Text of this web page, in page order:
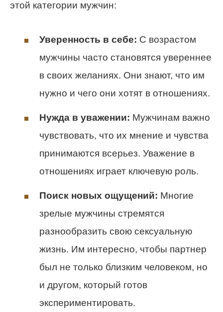
этой категории мужчин:
Уверенность в себе: С возрастом
мужчины часто становятся увереннее
в своих желаниях. Они знают, что им
нужно и чего они хотят в отношениях.
Нужда в уважении: Мужчинам важно
чувствовать, что их мнение и чувства
принимаются всерьез. Уважение в
отношениях играет ключевую роль.
Поиск новых ощущений: Многие
зрелые мужчины стремятся
разнообразить свою сексуальную
жизнь. Им интересно, чтобы партнер
был не только близким человеком, но
и другом, который готов
экспериментировать.